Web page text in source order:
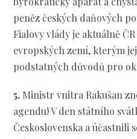
peněz českých daňových
Fialovy vlády je aktuálně
evropských zemí, kterým
podstatných důvodů pro
5. Ministr vnitra Rakušan
agendu! V den státního
Československa a účastnili